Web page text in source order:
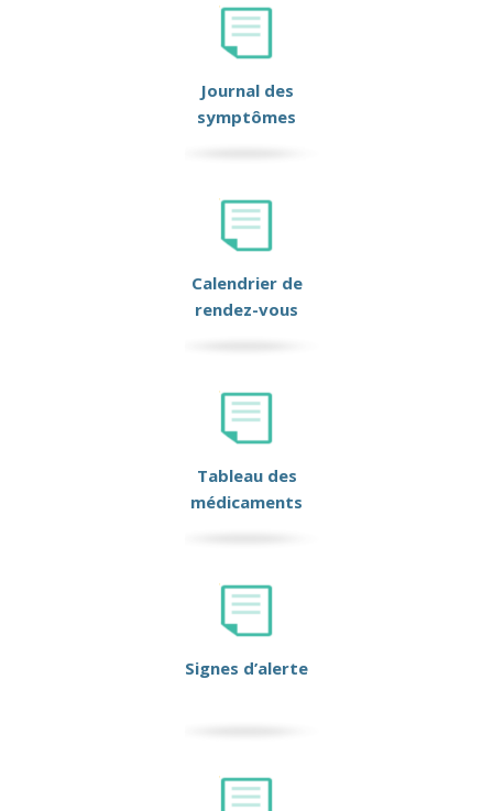
Journal des
symptômes
Calendrier de
rendez-vous
Tableau des
médicaments
Signes d’alerte